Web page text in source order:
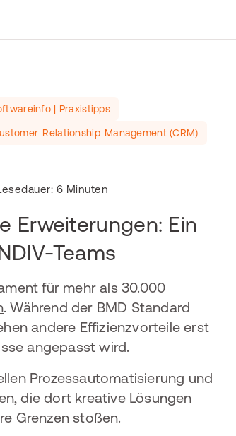
| Praxistipps
Relationship-Management (CRM)
6 Minuten
Erweiterungen: Ein
Teams
für mehr als 30.000
. Während der BMD Standard
andere Effizienzvorteile erst
angepasst wird.
Prozessautomatisierung und
die dort kreative Lösungen
Grenzen stoßen.